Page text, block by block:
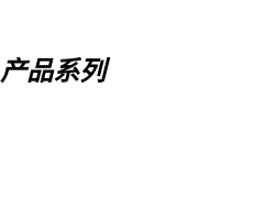
产品系列